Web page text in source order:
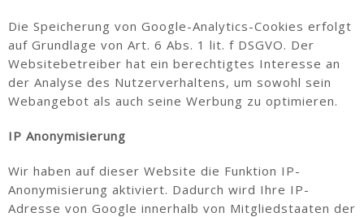
Die Speicherung von Google-Analytics-Cookies erfolgt
auf Grundlage von Art. 6 Abs. 1 lit. f DSGVO. Der
Websitebetreiber hat ein berechtigtes Interesse an
der Analyse des Nutzerverhaltens, um sowohl sein
Webangebot als auch seine Werbung zu optimieren.
IP Anonymisierung
Wir haben auf dieser Website die Funktion IP-
Anonymisierung aktiviert. Dadurch wird Ihre IP-
Adresse von Google innerhalb von Mitgliedstaaten der